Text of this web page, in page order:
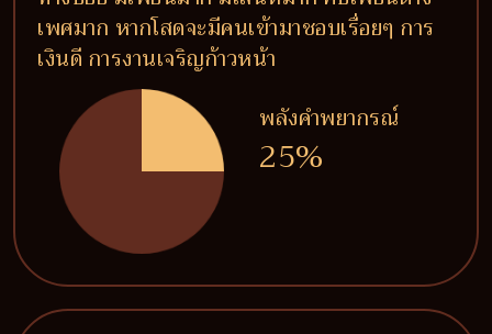
เพศมาก หากโสดจะมีคนเข้ามาชอบเรื่อยๆ การ
เงินดี การงานเจริญก้าวหน้า
พลังคำพยากรณ์
25%